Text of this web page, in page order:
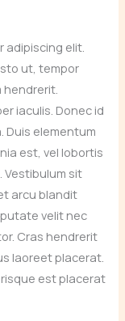
adipiscing elit.
ut, tempor
hendrerit.
iaculis. Donec id
Duis elementum
est, vel lobortis
Vestibulum sit
arcu blandit
velit nec
Cras hendrerit
laoreet placerat.
est placerat